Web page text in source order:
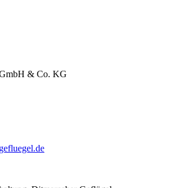
& Co. KG